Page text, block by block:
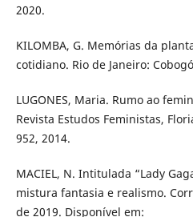
2020.
KILOMBA, G. Memórias da
cotidiano. Rio de Janeiro:
LUGONES, Maria. Rumo ao
Revista Estudos Feministas,
952, 2014.
MACIEL, N. Intitulada “Lady
mistura fantasia e realismo.
de 2019. Disponível em: